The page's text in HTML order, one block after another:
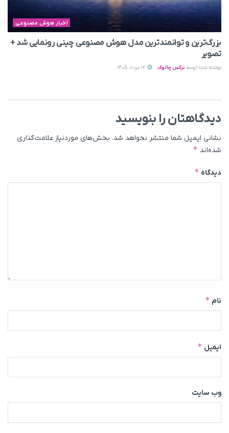
اخبار هوش مصنوعی
بزرگ‌ترین و توانمندترین مدل هوش مصنوعی چینی رونمایی شد +
تصویر
نوشته شده توسط نرگس چالوک
دیدگاهتان را بنویسید
نشانی ایمیل شما منتشر نخواهد شد. بخش‌های موردنیاز علامت‌گذاری
شده‌اند *
دیدگاه *
نام *
ایمیل *
وب‌ سایت